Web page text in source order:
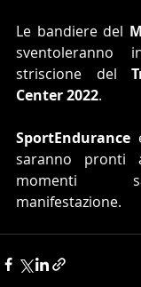
Le bandiere del
sventoleranno
striscione del
Center 2022.
SportEndurance
saranno pronti
momenti
manifestazione.